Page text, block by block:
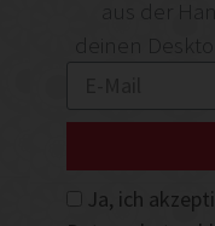
deinen
Ja, ich